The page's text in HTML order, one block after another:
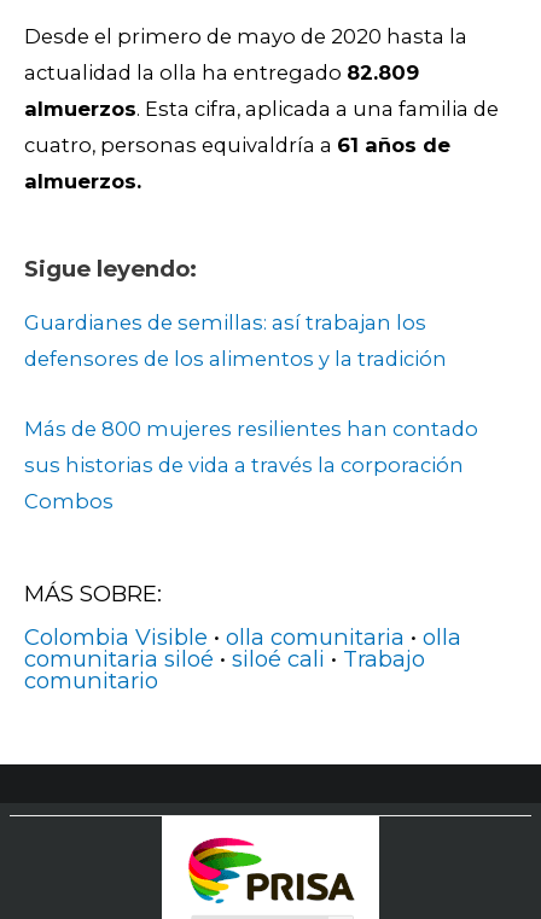
Desde el primero de mayo de 2020 hasta la
actualidad la olla ha entregado 82.809
almuerzos. Esta cifra, aplicada a una familia de
cuatro, personas equivaldría a 61 años de
almuerzos.
Sigue leyendo:
Guardianes de semillas: así trabajan los
defensores de los alimentos y la tradición
Más de 800 mujeres resilientes han contado
sus historias de vida a través la corporación
Combos
MÁS SOBRE:
Colombia Visible • olla comunitaria • olla
comunitaria siloé • siloé cali • Trabajo
comunitario